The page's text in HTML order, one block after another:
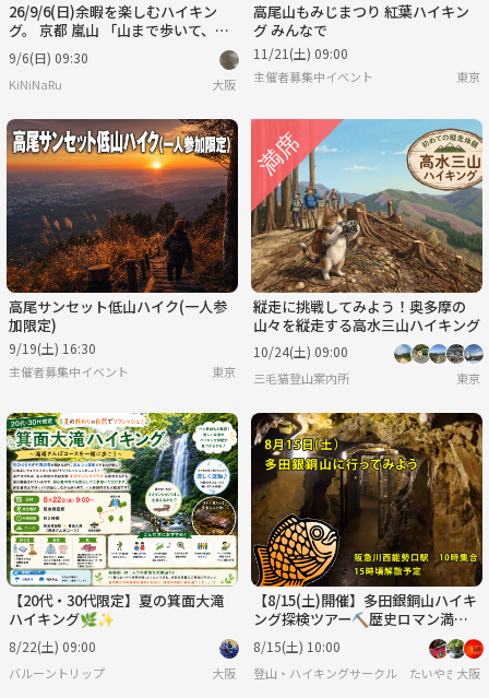
26/9/6(日)余暇を楽しむハイキン
グ。 京都 嵐山 「山まで歩いて、川
べりでぼーっとする。」
9/6(日) 09:30
KiNiNaRu 大阪
高尾山もみじまつり 紅葉ハイキン
グ みんなで
11/21(土) 09:00
主催者募集中イベント 東京
高尾サンセット低山ハイク(一人参
加限定)
9/19(土) 16:30
主催者募集中イベント 東京
縦走に挑戦してみよう！奥多摩の
山々を縦走する高水三山ハイキング
10/24(土) 09:00
三毛猫登山案内所 東京
【20代・30代限定】夏の箕面大滝
ハイキング🌿✨
8/22(土) 09:00
バルーントリップ 大阪
【8/15(土)開催】多田銀銅山ハイキ
ング探検ツアー⛏️歴史ロマン満
喫！初参加・おひとり歓迎
8/15(土) 10:00
登山・ハイキングサークル たいやきんぐ
大阪